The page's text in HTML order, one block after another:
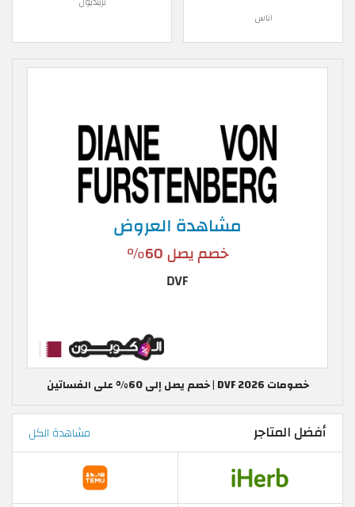
اناس
خصومات DVF 2026 | خصم يصل إلى 60% على الفساتين
أفضل المتاجر مشاهدة الكل